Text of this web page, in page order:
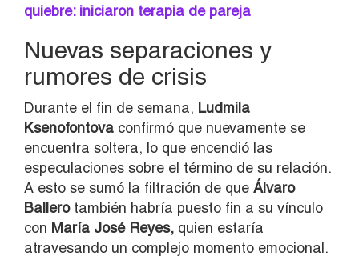
quiebre: iniciaron terapia de pareja
Nuevas separaciones y
rumores de crisis
Durante el fin de semana, Ludmila
Ksenofontova confirmó que nuevamente se
encuentra soltera, lo que encendió las
especulaciones sobre el término de su relación.
A esto se sumó la filtración de que Álvaro
Ballerotambién habría puesto fin a su vínculo
con María José Reyes, quien estaría
atravesando un complejo momento emocional.